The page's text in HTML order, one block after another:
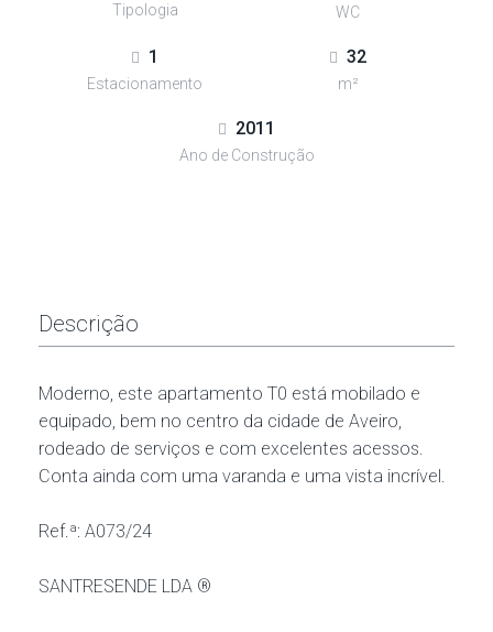
Tipologia WC
1
Estacionamento
32
m²
2011
Ano de Construção
Descrição
Moderno, este apartamento T0 está mobilado e
equipado, bem no centro da cidade de Aveiro,
rodeado de serviços e com excelentes acessos.
Conta ainda com uma varanda e uma vista incrível.
Ref.ª: A073/24
SANTRESENDE LDA ®